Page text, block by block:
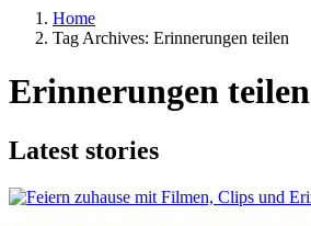
Home
Tag Archives: Erinnerungen teilen
Erinnerungen teilen
Latest stories